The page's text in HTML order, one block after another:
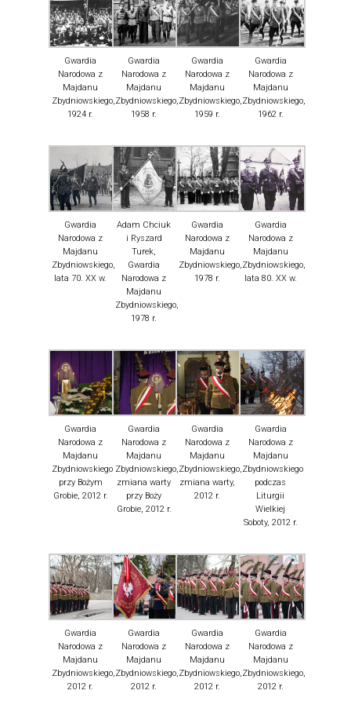
Gwardia
Narodowa z
Majdanu
Zbydniowskiego,
1924 r.
Gwardia
Narodowa z
Majdanu
Zbydniowskiego,
1958 r.
Gwardia
Narodowa z
Majdanu
Zbydniowskiego,
1959 r.
Gwardia
Narodowa z
Majdanu
Zbydniowskiego,
1962 r.
Gwardia
Narodowa z
Majdanu
Zbydniowskiego,
lata 70. XX w.
Adam Chciuk
i Ryszard
Turek,
Gwardia
Narodowa z
Majdanu
Zbydniowskiego,
1978 r.
Gwardia
Narodowa z
Majdanu
Zbydniowskiego,
1978 r.
Gwardia
Narodowa z
Majdanu
Zbydniowskiego,
lata 80. XX w.
Gwardia
Narodowa z
Majdanu
Zbydniowskiego
przy Bożym
Grobie, 2012 r.
Gwardia
Narodowa z
Majdanu
Zbydniowskiego,
zmiana warty
przy Boży
Grobie, 2012 r.
Gwardia
Narodowa z
Majdanu
Zbydniowskiego,
zmiana warty,
2012 r.
Gwardia
Narodowa z
Majdanu
Zbydniowskiego
podczas
Liturgii
Wielkiej
Soboty, 2012 r.
Gwardia
Narodowa z
Majdanu
Zbydniowskiego,
2012 r.
Gwardia
Narodowa z
Majdanu
Zbydniowskiego,
2012 r.
Gwardia
Narodowa z
Majdanu
Zbydniowskiego,
2012 r.
Gwardia
Narodowa z
Majdanu
Zbydniowskiego,
2012 r.